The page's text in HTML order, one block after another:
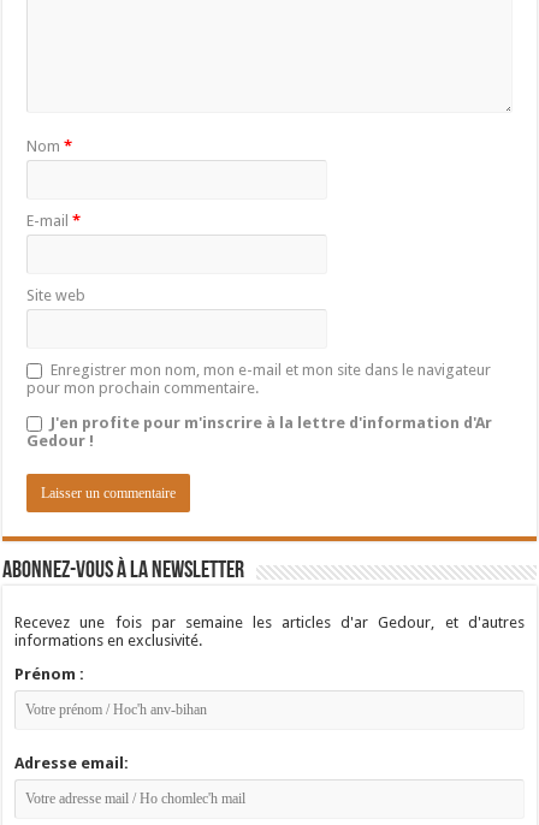
Nom*
E-mail*
Site web
Enregistrer mon nom, mon e-mail et mon site dans le navigateur
pour mon prochain commentaire.
J'en profite pour m'inscrire à la lettre d'information d'Ar
Gedour !
Abonnez-vous à la newsletter
Recevez une fois par semaine les articles d'ar Gedour, et d'autres
informations en exclusivité.
Prénom :
Adresse email: